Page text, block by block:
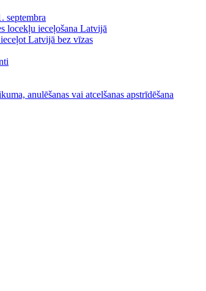
septembra
locekļu ieceļošana Latvijā
Latvijā bez vīzas
anulēšanas vai atcelšanas apstrīdēšana